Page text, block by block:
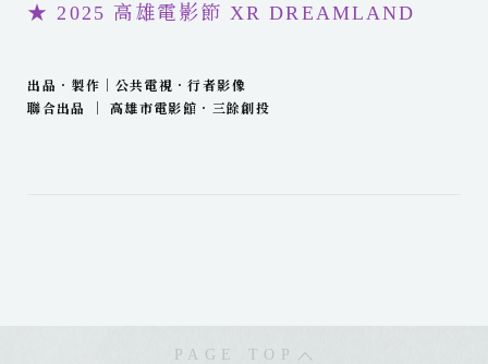
★ 2025 高雄電影節 XR DREAMLAND
出品．製作｜公共電視．行者影像
聯合出品 ｜ 高雄市電影館．三餘創投
PAGE TOP